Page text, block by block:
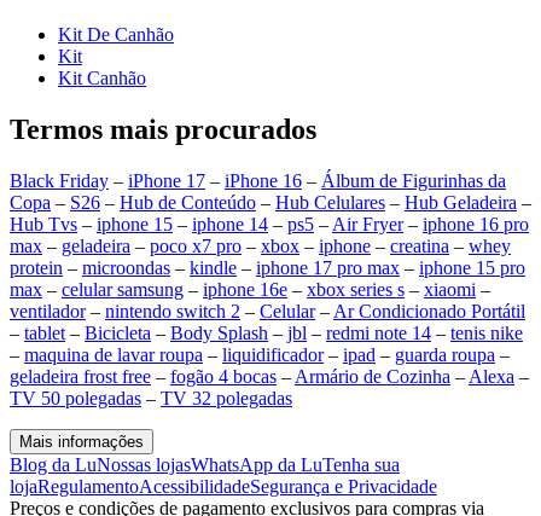
Kit De Canhão
Kit
Kit Canhão
Termos mais procurados
Black Friday – iPhone 17 – iPhone 16 – Álbum de Figurinhas da
Copa – S26 – Hub de Conteúdo – Hub Celulares – Hub Geladeira –
Hub Tvs – iphone 15 – iphone 14 – ps5 – Air Fryer– iphone 16 pro
max – geladeira – poco x7 pro – xbox – iphone – creatina – whey
protein – microondas – kindle – iphone 17 pro max – iphone 15 pro
max – celular samsung – iphone 16e – xbox series s – xiaomi –
ventilador– nintendo switch 2 – Celular– Ar Condicionado Portátil
– tablet – Bicicleta – Body Splash – jbl – redmi note 14 – tenis nike
– maquina de lavar roupa – liquidificador– ipad – guarda roupa –
geladeira frost free – fogão 4 bocas – Armário de Cozinha – Alexa –
TV 50 polegadas – TV 32 polegadas
Mais informações
Blog da LuNossas lojasWhatsApp da LuTenha sua
lojaRegulamentoAcessibilidadeSegurança e Privacidade
Preços e condições de pagamento exclusivos para compras via